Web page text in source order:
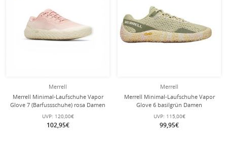
Merrell
Merrell Minimal-Laufschuhe Vapor
Glove 7 (Barfussschuhe) rosa Damen
UVP: 120,00€
102,95€
Merrell
Merrell Minimal-Laufschuhe Vapor
Glove 6 basilgrün Damen
UVP: 115,00€
99,95€